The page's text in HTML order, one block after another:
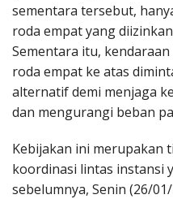
sementara tersebut,
roda empat yang
Sementara itu,
roda empat ke atas
alternatif demi menjaga
dan mengurangi beban
Kebijakan ini merupakan
koordinasi lintas instansi
sebelumnya, Senin (26/